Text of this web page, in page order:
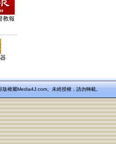
教報
版權屬Media4J.com。未經授權，請勿轉載。